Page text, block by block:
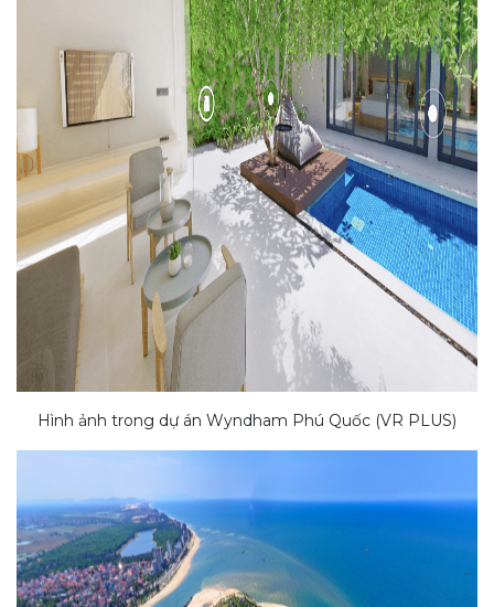
Hình ảnh trong dự án Wyndham Phú Quốc (VR PLUS)